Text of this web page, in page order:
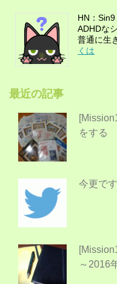
HN：Sin9
ADHDな
普通に生
くは
最近の記事
をする
今更で
～2016